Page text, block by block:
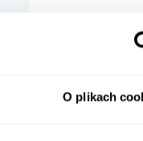
O plikach